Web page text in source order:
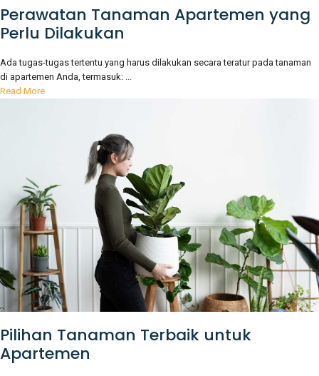
Perawatan Tanaman Apartemen yang
Perlu Dilakukan
Ada tugas-tugas tertentu yang harus dilakukan secara teratur pada tanaman
di apartemen Anda, termasuk: ...
Read More
Pilihan Tanaman Terbaik untuk
Apartemen